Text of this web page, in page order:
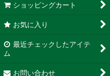
ショッピングカート
お気に入り
最近チェックしたアイテ
ム
お問い合わせ